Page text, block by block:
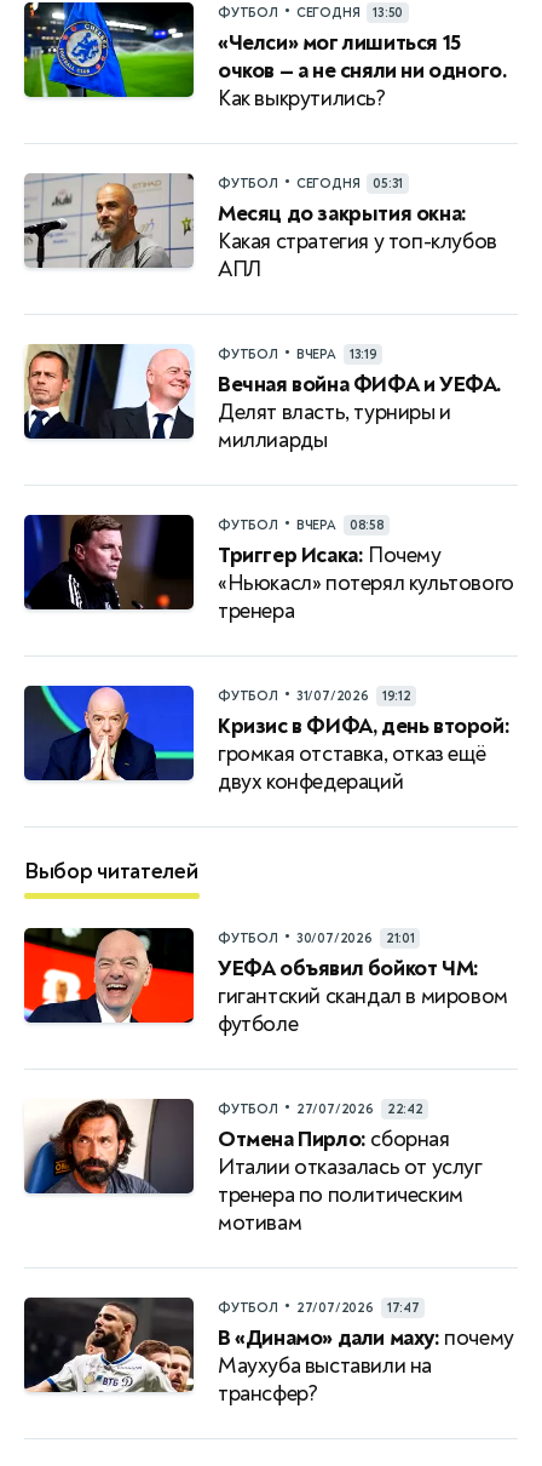
ФУТБОЛ • СЕГОДНЯ 13:50
«Челси» мог лишиться 15
очков — а не сняли ни одного.
Как выкрутились?
ФУТБОЛ • СЕГОДНЯ 05:31
Месяц до закрытия окна:
Какая стратегия у топ-клубов
АПЛ
ФУТБОЛ • ВЧЕРА 13:19
Вечная война ФИФА и УЕФА.
Делят власть, турниры и
миллиарды
ФУТБОЛ • ВЧЕРА 08:58
Триггер Исака: Почему
«Ньюкасл» потерял культового
тренера
ФУТБОЛ • 31/07/2026 19:12
Кризис в ФИФА, день второй:
громкая отставка, отказ ещё
двух конфедераций
Выбор читателей
ФУТБОЛ • 30/07/2026 21:01
УЕФА объявил бойкот ЧМ:
гигантский скандал в мировом
футболе
ФУТБОЛ • 27/07/2026 22:42
Отмена Пирло: сборная
Италии отказалась от услуг
тренера по политическим
мотивам
ФУТБОЛ • 27/07/2026 17:47
В «Динамо» дали маху: почему
Маухуба выставили на
трансфер?